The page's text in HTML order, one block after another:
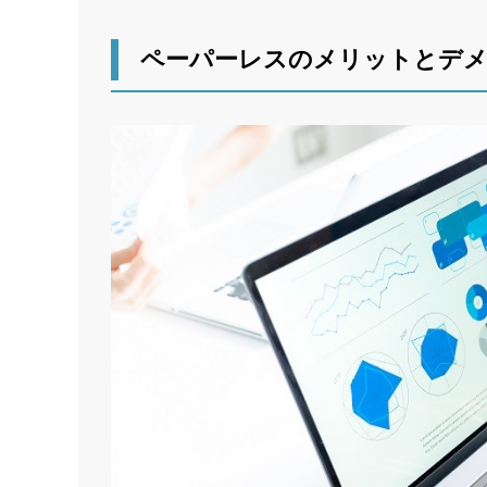
ペーパーレスのメリットとデ